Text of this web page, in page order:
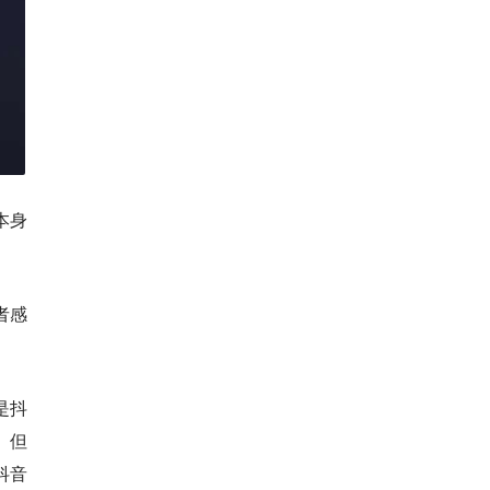
身
感
抖
但
音